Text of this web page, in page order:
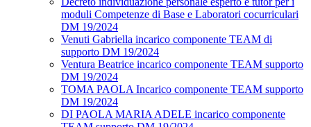
moduli Competenze di Base e Laboratori cocurriculari
DM 19/2024
Venuti Gabriella incarico componente TEAM di
supporto DM 19/2024
Ventura Beatrice incarico componente TEAM supporto
DM 19/2024
TOMA PAOLA Incarico componente TEAM supporto
DM 19/2024
DI PAOLA MARIA ADELE incarico componente